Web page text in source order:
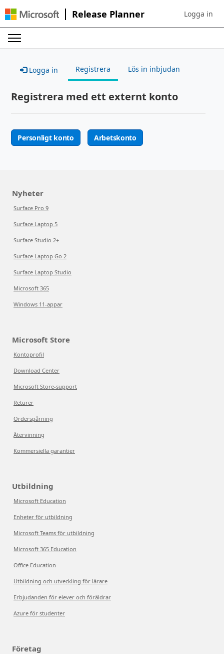
Release Planner Sign in to
Logga in
Logga in Registrera Lös in inbjudan
Registrera med ett externt konto
Personligt konto Arbetskonto
Nyheter
Surface Pro 9
Surface Laptop 5
Surface Studio 2+
Surface Laptop Go 2
Surface Laptop Studio
Microsoft 365
Windows 11-appar
Microsoft Store
Kontoprofil
Download Center
Microsoft Store-support
Returer
Orderspårning
Återvinning
Kommersiella garantier
Utbildning
Microsoft Education
Enheter för utbildning
Microsoft Teams för utbildning
Microsoft 365 Education
Office Education
Utbildning och utveckling för lärare
Erbjudanden för elever och föräldrar
Azure för studenter
Företag